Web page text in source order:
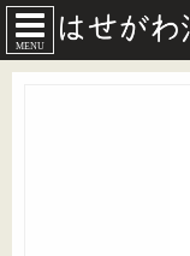
MENU